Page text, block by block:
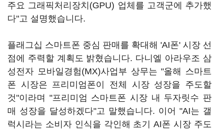
주요 그래픽처리장치(GPU) 업체를 고객군에 추가했
다"고 설명했습니다.
플래그십 스마트폰 중심 판매를 확대해 'AI폰' 시장 선
점에 주력할 계획도 밝혔습니다. 다니엘 아라우조 삼
성전자 모바일경험(MX)사업부 상무는 "올해 스마트
폰 시장은 프리미엄폰이 전체 시장 성장을 주도할
것"이라며 "프리미엄 스마트폰 시장 내 두자릿수 판
매 성장을 달성하겠다"고 말했습니다. 이어 "AI는 갤
럭시라는 소비자 인식을 각인해 초기 AI폰 시장 주도